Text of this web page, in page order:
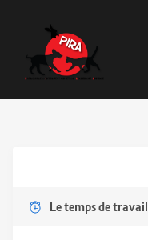
Le temps de travail